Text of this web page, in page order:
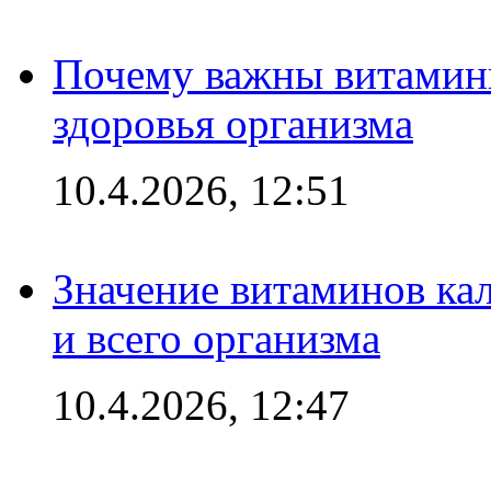
Почему важны
здоровья организма
10.4.2026, 12:51
Значение витаминов
и всего организма
10.4.2026, 12:47